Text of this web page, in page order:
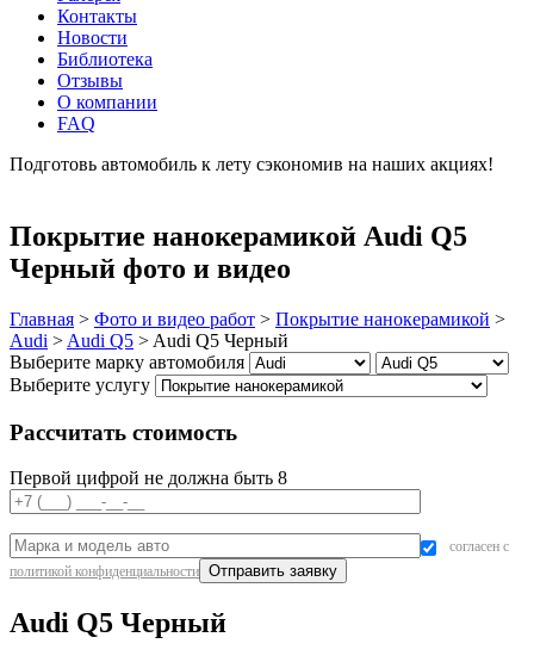
Контакты
Новости
Библиотека
Отзывы
О компании
FAQ
Подготовь автомобиль к лету сэкономив на наших акциях!
Покрытие нанокерамикой Audi Q5
Черный фото и видео
Главная > Фото и видео работ > Покрытие нанокерамикой >
Audi > Audi Q5 > Audi Q5 Черный
Выберите марку автомобиля
Выберите услугу
Рассчитать стоимость
Первой цифрой не должна быть 8
согласен с
политикой конфиденциальности
Audi Q5 Черный